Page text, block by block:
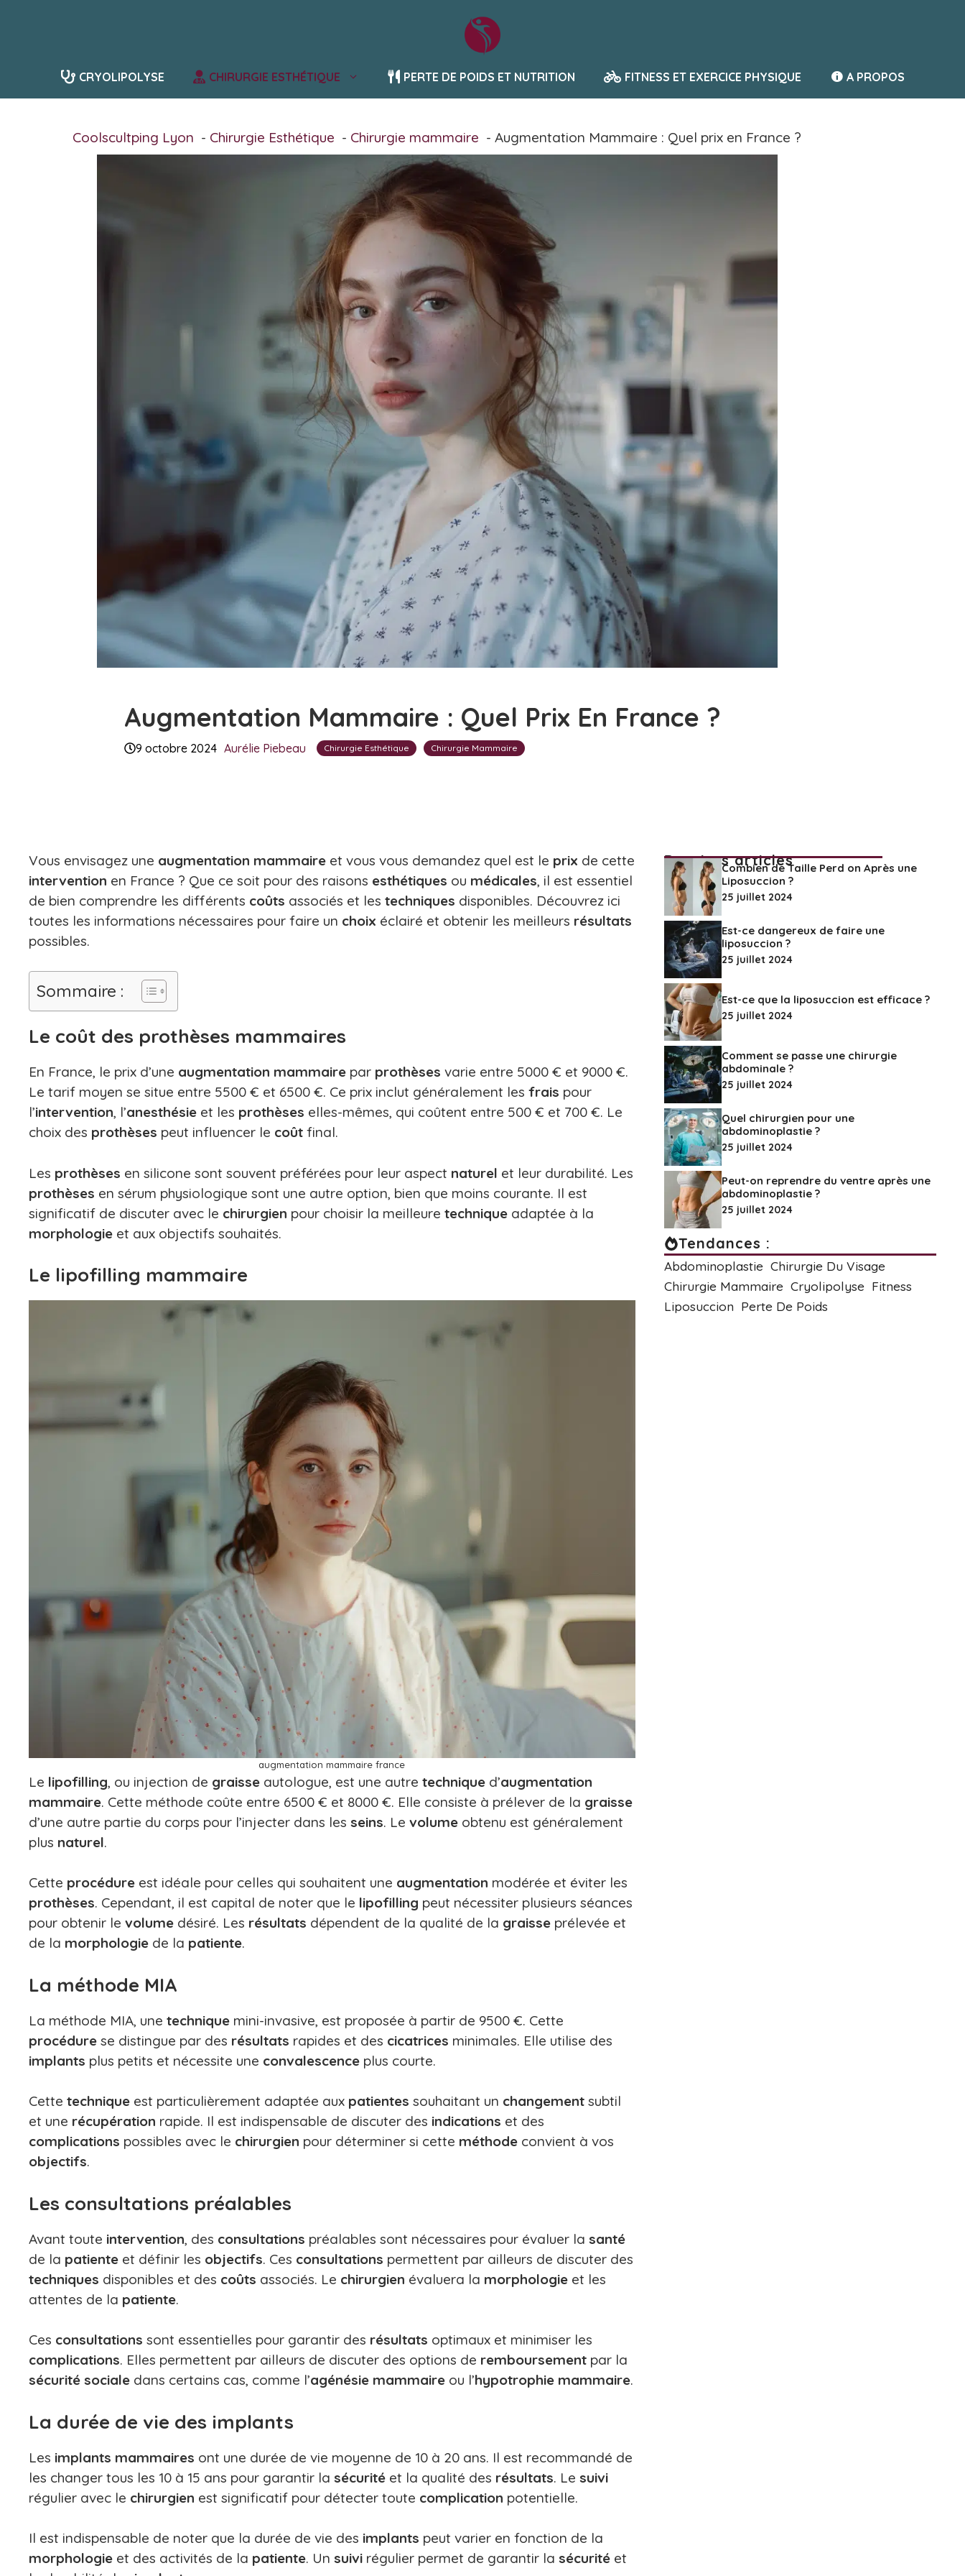
CRYOLIPOLYSE CHIRURGIE ESTHÉTIQUE PERTE DE POIDS ET NUTRITION FITNESS ET EXERCICE PHYSIQUE A PROPOS
Coolscultping Lyon Chirurgie Esthétique Chirurgie mammaire Augmentation Mammaire : Quel prix en France ?
Augmentation Mammaire : Quel Prix En France ?
9 octobre 2024 Aurélie Piebeau Chirurgie Esthétique Chirurgie Mammaire
Vous envisagez une augmentation mammaire et vous vous demandez quel est le prix de cette
intervention en France ? Que ce soit pour des raisons esthétiques ou médicales, il est essentiel
de bien comprendre les différents coûts associés et les techniques disponibles. Découvrez ici
toutes les informations nécessaires pour faire un choix éclairé et obtenir les meilleurs résultats
possibles.
Sommaire :
Le coût des prothèses mammaires
En France, le prix d’une augmentation mammaire par prothèses varie entre 5000 € et 9000 €.
Le tarif moyen se situe entre 5500 € et 6500 €. Ce prix inclut généralement les frais pour
l’intervention, l’anesthésie et les prothèses elles-mêmes, qui coûtent entre 500 € et 700 €. Le
choix des prothèses peut influencer le coût final.
Les prothèses en silicone sont souvent préférées pour leur aspect naturel et leur durabilité. Les
prothèses en sérum physiologique sont une autre option, bien que moins courante. Il est
significatif de discuter avec le chirurgien pour choisir la meilleure technique adaptée à la
morphologie et aux objectifs souhaités.
Le lipofilling mammaire
augmentation mammaire france
Le lipofilling, ou injection de graisse autologue, est une autre technique d’augmentation
mammaire. Cette méthode coûte entre 6500 € et 8000 €. Elle consiste à prélever de la graisse
d’une autre partie du corps pour l’injecter dans les seins. Le volume obtenu est généralement
plus naturel.
Cette procédure est idéale pour celles qui souhaitent une augmentation modérée et éviter les
prothèses. Cependant, il est capital de noter que le lipofilling peut nécessiter plusieurs séances
pour obtenir le volume désiré. Les résultats dépendent de la qualité de la graisse prélevée et
de la morphologie de la patiente.
La méthode MIA
La méthode MIA, une technique mini-invasive, est proposée à partir de 9500 €. Cette
procédure se distingue par des résultats rapides et des cicatrices minimales. Elle utilise des
implants plus petits et nécessite une convalescence plus courte.
Cette technique est particulièrement adaptée aux patientes souhaitant un changement subtil
et une récupération rapide. Il est indispensable de discuter des indications et des
complications possibles avec le chirurgien pour déterminer si cette méthode convient à vos
objectifs.
Les consultations préalables
Avant toute intervention, des consultations préalables sont nécessaires pour évaluer la santé
de la patiente et définir les objectifs. Ces consultations permettent par ailleurs de discuter des
techniques disponibles et des coûts associés. Le chirurgien évaluera la morphologie et les
attentes de la patiente.
Ces consultations sont essentielles pour garantir des résultats optimaux et minimiser les
complications. Elles permettent par ailleurs de discuter des options de remboursement par la
sécurité sociale dans certains cas, comme l’agénésie mammaire ou l’hypotrophie mammaire.
La durée de vie des implants
Les implants mammaires ont une durée de vie moyenne de 10 à 20 ans. Il est recommandé de
les changer tous les 10 à 15 ans pour garantir la sécurité et la qualité des résultats. Le suivi
régulier avec le chirurgien est significatif pour détecter toute complication potentielle.
Il est indispensable de noter que la durée de vie des implants peut varier en fonction de la
morphologie et des activités de la patiente. Un suivi régulier permet de garantir la sécurité et
Derniers articles
Combien de Taille Perd on Après une
Liposuccion ?
25 juillet 2024
Est-ce dangereux de faire une
liposuccion ?
25 juillet 2024
Est-ce que la liposuccion est efficace ?
25 juillet 2024
Comment se passe une chirurgie
abdominale ?
25 juillet 2024
Quel chirurgien pour une
abdominoplastie ?
25 juillet 2024
Peut-on reprendre du ventre après une
abdominoplastie ?
25 juillet 2024
Tendances :
Abdominoplastie Chirurgie Du Visage
Chirurgie Mammaire Cryolipolyse Fitness
Liposuccion Perte De Poids